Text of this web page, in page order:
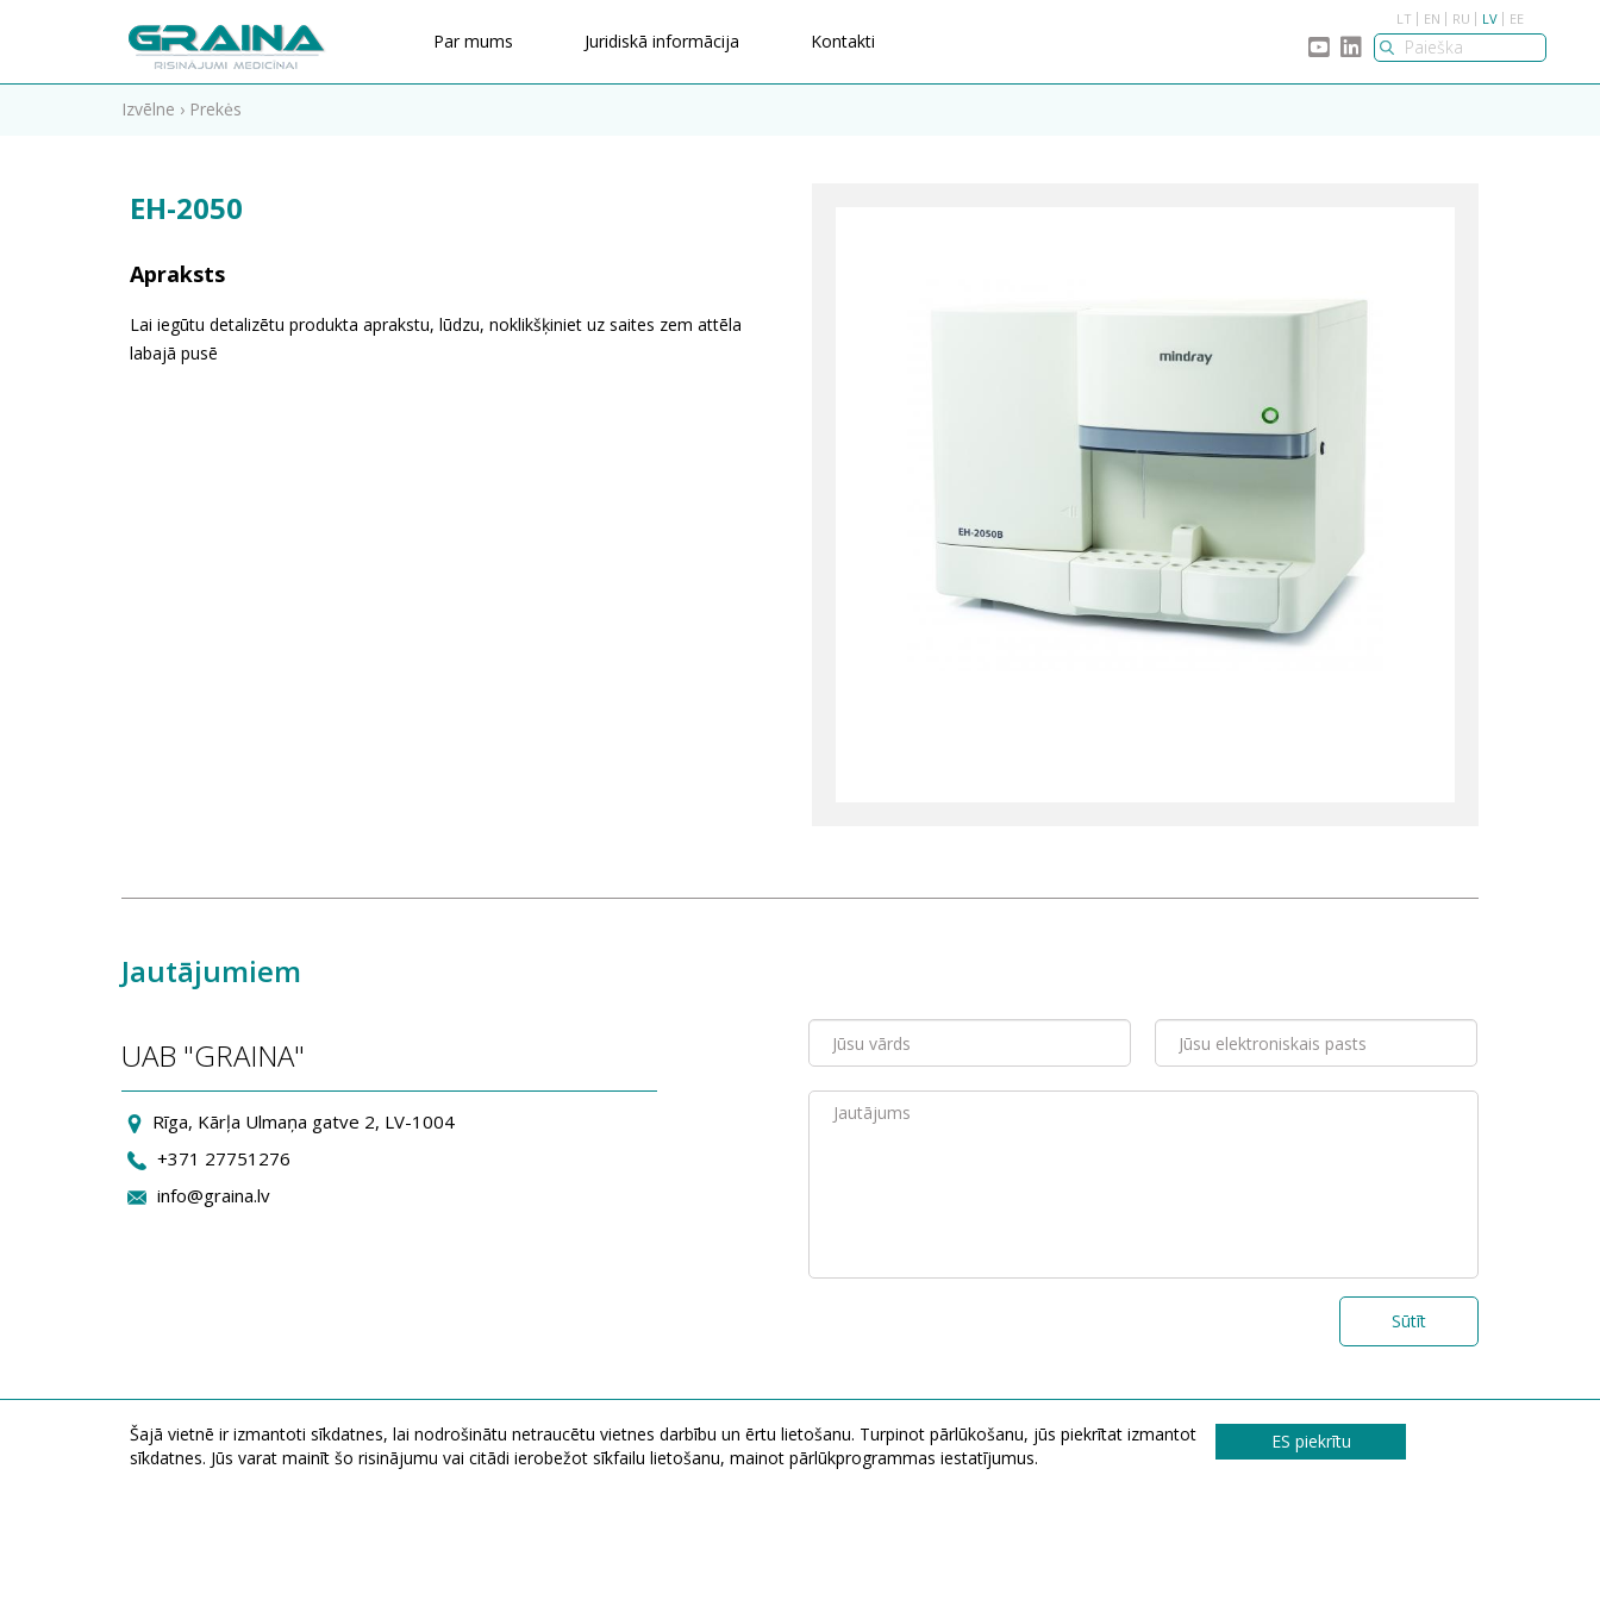
Par mums Juridiskā informācija Kontakti
LT EN RU LV EE
Izvēlne › Prekės
EH-2050
Apraksts
Lai iegūtu detalizētu produkta aprakstu, lūdzu, noklikšķiniet uz saites zem attēla
labajā pusē
Jautājumiem
UAB "GRAINA"
Rīga, Kārļa Ulmaņa gatve 2, LV-1004
+371 27751276
info@graina.lv
Sūtīt
Šajā vietnē ir izmantoti sīkdatnes, lai nodrošinātu netraucētu vietnes darbību un ērtu lietošanu. Turpinot pārlūkošanu, jūs piekrītat izmantot
sīkdatnes. Jūs varat mainīt šo risinājumu vai citādi ierobežot sīkfailu lietošanu, mainot pārlūkprogrammas iestatījumus.
ES piekrītu